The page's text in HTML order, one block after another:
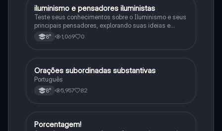
História
iluminismo e pensadores iluministas
Teste seus conhecimentos sobre o Iluminismo e seus
principais pensadores, explorando suas ideias e
impacto histórico.
8° 1,069 0
Português
Orações subordinadas substantivas
Português
8° 5,957 82
Matematica
Porcentagem!